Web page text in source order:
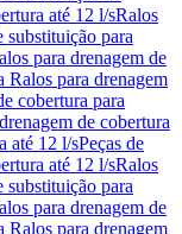
até 12 l/sRalos
substituição para
para drenagem de
Ralos para drenagem
cobertura para
de cobertura
até 12 l/sPeças de
até 12 l/sRalos
substituição para
para drenagem de
Ralos para drenagem